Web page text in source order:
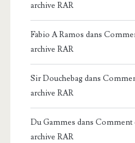
archive RAR
Fabio A Ramos dans
archive RAR
Sir Douchebagdans
archive RAR
Du Gammes dans Comment
archive RAR